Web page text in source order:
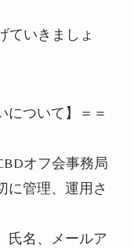
ていきましょ
について】＝＝
オフ会事務局
に管理、運用さ
氏名、メールア